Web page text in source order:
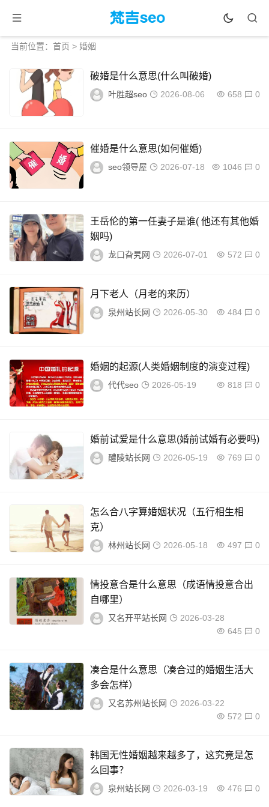
当前位置： 首页 > 婚姻
破婚是什么意思(什么叫破婚)
叶胜超seo 2026-08-06 658 0
催婚是什么意思(如何催婚)
seo领导屋 2026-07-18 1046 0
王岳伦的第一任妻子是谁( 他还有其他婚
姻吗)
龙口旮旯网 2026-07-01 572 0
月下老人（月老的来历）
泉州站长网 2026-05-30 484 0
婚姻的起源(人类婚姻制度的演变过程)
代代seo 2026-05-19 818 0
婚前试爱是什么意思(婚前试婚有必要吗)
醴陵站长网 2026-05-19 769 0
怎么合八字算婚姻状况（五行相生相
克）
林州站长网 2026-05-18 497 0
情投意合是什么意思（成语情投意合出
自哪里）
又名开平站长网
2026-03-28
645
0
凑合是什么意思（凑合过的婚姻生活大
多会怎样）
又名苏州站长网
2026-03-22
572
0
韩国无性婚姻越来越多了，这究竟是怎
么回事？
泉州站长网 2026-03-19 476 0